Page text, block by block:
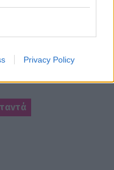
Privacy Policy
Νταντά στο